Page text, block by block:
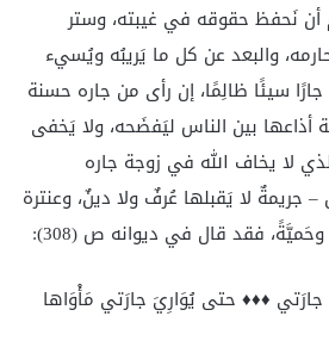
أن نَحفظ حقوقه في غيبته، وستر
والبعد عن كل ما يَريبُه ويُسيء
جارًا سيئًا ظالِمًا، إن رأى من جاره حسنة
أذاعها بين الناس ليَفضَحه، ولا يَخفى
لا يخاف الله في زوجة جاره
– جريمةٌ لا يَقبلها عُرفٌ ولا دينٌ، وعنترة
فقد قال في ديوانه ص (308):
♦♦♦ حتى يُوَارِيَ جارَتي مَأْوَاها